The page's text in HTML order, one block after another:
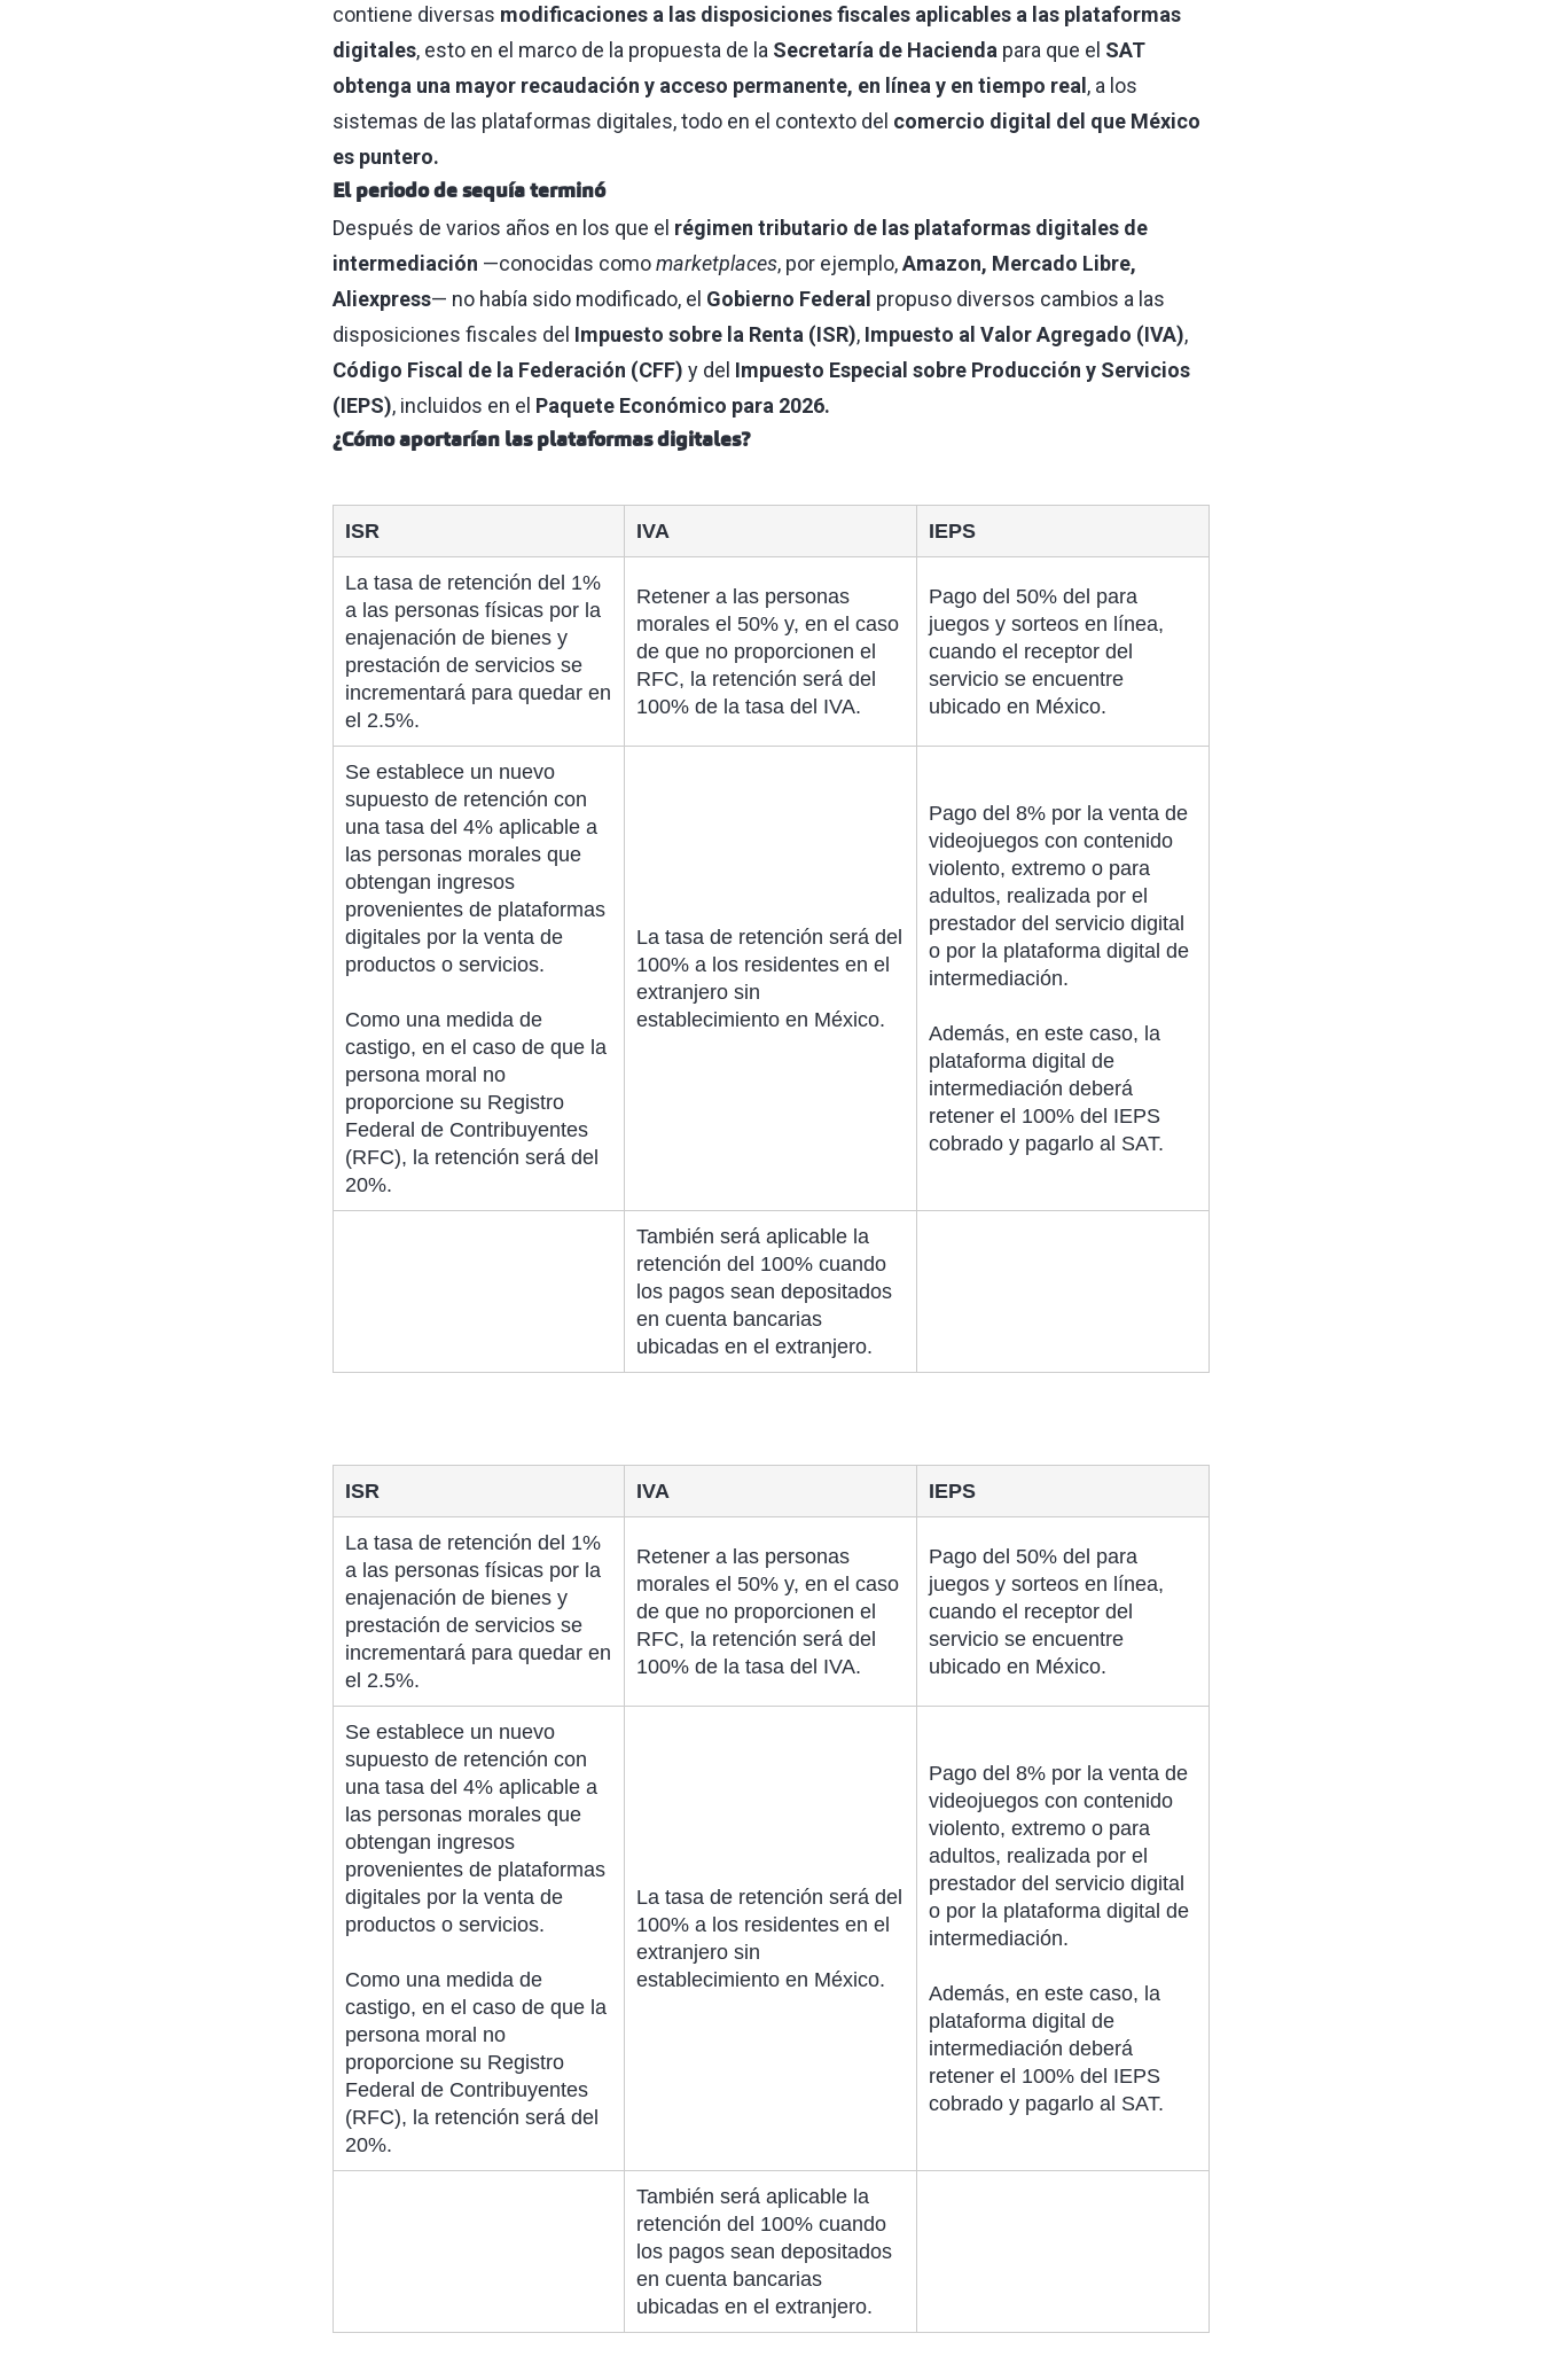
contiene diversas modificaciones a las disposiciones fiscales aplicables a las plataformas
digitales, esto en el marco de la propuesta de la Secretaría de Hacienda para que el SAT
obtenga una mayor recaudación y acceso permanente, en línea y en tiempo real , a los
sistemas de las plataformas digitales, todo en el contexto del comercio digital del que México
es puntero.
El periodo de sequía terminó
Después de varios años en los que el régimen tributario de las plataformas digitales de
intermediación —conocidas comomarketplaces, por ejemplo,Amazon, Mercado Libre,
Aliexpress— no había sido modificado, el Gobierno Federal propuso diversos cambios a las
disposiciones fiscales del Impuesto sobre la Renta (ISR), Impuesto al Valor Agregado (IVA),
Código Fiscal de la Federación (CFF) y del Impuesto Especial sobre Producción y Servicios
(IEPS), incluidos en el Paquete Económico para 2026.
¿Cómo aportarían las plataformas digitales?
ISR IVA IEPS
La tasa de retención del 1%
a las personas físicas por la
enajenación de bienes y
prestación de servicios se
incrementará para quedar en
el 2.5%.
Retener a las personas
morales el 50% y, en el caso
de que no proporcionen el
RFC, la retención será del
100% de la tasa del IVA.
Pago del 50% del para
juegos y sorteos en línea,
cuando el receptor del
servicio se encuentre
ubicado en México.
Se establece un nuevo
supuesto de retención con
una tasa del 4% aplicable a
las personas morales que
obtengan ingresos
provenientes de plataformas
digitales por la venta de
productos o servicios.
Como una medida de
castigo, en el caso de que la
persona moral no
proporcione su Registro
Federal de Contribuyentes
(RFC), la retención será del
20%.
La tasa de retención será del
100% a los residentes en el
extranjero sin
establecimiento en México.
Pago del 8% por la venta de
videojuegos con contenido
violento, extremo o para
adultos, realizada por el
prestador del servicio digital
o por la plataforma digital de
intermediación.
Además, en este caso, la
plataforma digital de
intermediación deberá
retener el 100% del IEPS
cobrado y pagarlo al SAT.
También será aplicable la
retención del 100% cuando
los pagos sean depositados
en cuenta bancarias
ubicadas en el extranjero.
ISR IVA IEPS
La tasa de retención del 1%
a las personas físicas por la
enajenación de bienes y
prestación de servicios se
incrementará para quedar en
el 2.5%.
Retener a las personas
morales el 50% y, en el caso
de que no proporcionen el
RFC, la retención será del
100% de la tasa del IVA.
Pago del 50% del para
juegos y sorteos en línea,
cuando el receptor del
servicio se encuentre
ubicado en México.
Se establece un nuevo
supuesto de retención con
una tasa del 4% aplicable a
las personas morales que
obtengan ingresos
provenientes de plataformas
digitales por la venta de
productos o servicios.
Como una medida de
castigo, en el caso de que la
persona moral no
proporcione su Registro
Federal de Contribuyentes
(RFC), la retención será del
20%.
La tasa de retención será del
100% a los residentes en el
extranjero sin
establecimiento en México.
Pago del 8% por la venta de
videojuegos con contenido
violento, extremo o para
adultos, realizada por el
prestador del servicio digital
o por la plataforma digital de
intermediación.
Además, en este caso, la
plataforma digital de
intermediación deberá
retener el 100% del IEPS
cobrado y pagarlo al SAT.
También será aplicable la
retención del 100% cuando
los pagos sean depositados
en cuenta bancarias
ubicadas en el extranjero.